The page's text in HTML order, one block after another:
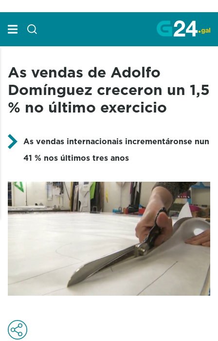
As vendas de Adolfo
Domínguez creceron un 1,5
% no último exercicio
As vendas internacionais incrementáronse nun
41 % nos últimos tres anos